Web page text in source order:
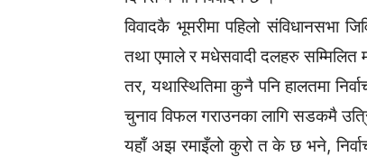
विवादकै भूमरीमा पहिलो संविधानसभा
तथा एमाले र मधेसवादी दलहरु सम्मिलित
तर, यथास्थितिमा कुनै पनि हालतमा
चुनाव विफल गराउनका लागि सडकमै
यहाँ अझ रमाइँलो कुरो त के छ भने,